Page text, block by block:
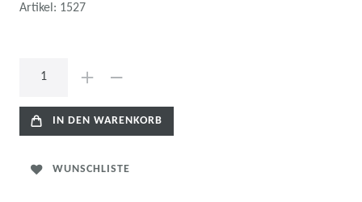
Artikel: 1527
IN DEN WARENKORB
WUNSCHLISTE